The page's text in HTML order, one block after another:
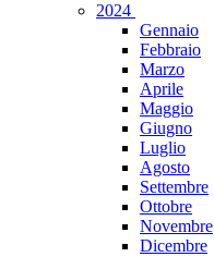
2024
Gennaio
Febbraio
Marzo
Aprile
Maggio
Giugno
Luglio
Agosto
Settembre
Ottobre
Novembre
Dicembre